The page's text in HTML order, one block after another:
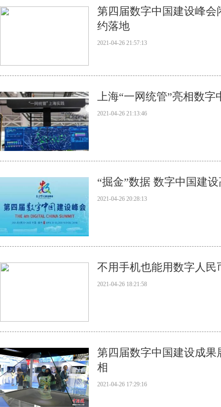
第四届数字中国建设峰
约落地
2021-04-26 21:57:13
上海“一网统管”亮相数字
2021-04-26 21:13:46
“掘金”数据 数字中国建
2021-04-26 20:28:13
不用手机也能用数字人
2021-04-26 18:21:58
第四届数字中国建设成
相
2021-04-26 17:29:16